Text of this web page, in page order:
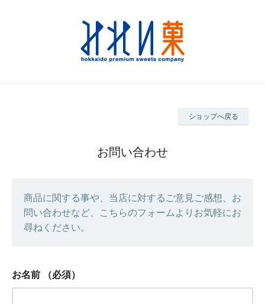
ショップへ戻る
お問い合わせ
商品に関する事や、当店に対するご意見ご感想、お
問い合わせなど、こちらのフォームよりお気軽にお
尋ねください。
お名前 （必須）